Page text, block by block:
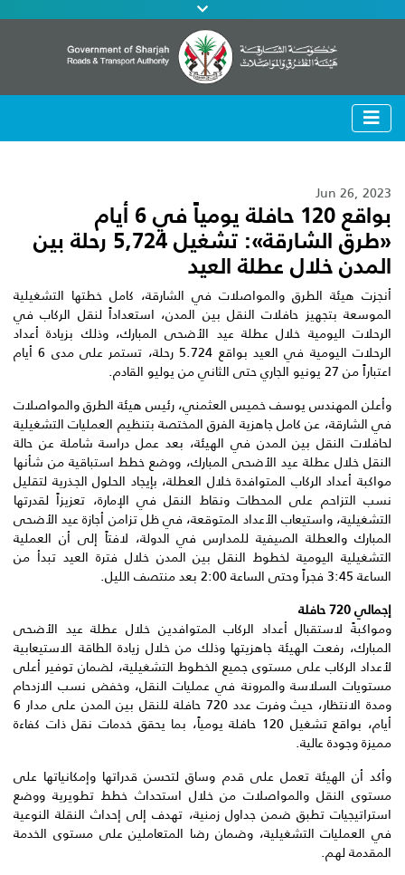
Jun 26, 2023
بواقع 120 حافلة يومياً في 6 أيام
«طرق الشارقة»: تشغيل 5,724 رحلة بين
المدن خلال عطلة العيد
أنجزت هيئة الطرق والمواصلات في الشارقة، كامل خطتها التشغيلية
الموسعة بتجهيز حافلات النقل بين المدن، استعداداً لنقل الركاب في
الرحلات اليومية خلال عطلة عيد الأضحى المبارك، وذلك بزيادة أعداد
الرحلات اليومية في العيد بواقع 5.724 رحلة، تستمر على مدى 6 أيام
اعتباراً من 27 يونيو الجاري حتى الثاني من يوليو القادم.
وأعلن المهندس يوسف خميس العثمني، رئيس هيئة الطرق والمواصلات
في الشارقة، عن كامل جاهزية الفرق المختصة بتنظيم العمليات التشغيلية
لحافلات النقل بين المدن في الهيئة، بعد عمل دراسة شاملة عن حالة
النقل خلال عطلة عيد الأضحى المبارك، ووضع خطط استباقية من شأنها
مواكبة أعداد الركاب المتوافدة خلال العطلة، بإيجاد الحلول الجذرية لتقليل
نسب التزاحم على المحطات ونقاط النقل في الإمارة، تعزيزاً لقدرتها
التشغيلية، واستيعاب الأعداد المتوقعة، في ظل تزامن أجازة عيد الأضحى
المبارك والعطلة الصيفية للمدارس في الدولة، لافتاً إلى أن العملية
التشغيلية اليومية لخطوط النقل بين المدن خلال فترة العيد تبدأ من
الساعة 3:45 فجراً وحتى الساعة 2:00 بعد منتصف الليل.
إجمالي 720 حافلة
ومواكبةً لاستقبال أعداد الركاب المتوافدين خلال عطلة عيد الأضحى
المبارك، رفعت الهيئة جاهزيتها وذلك من خلال زيادة الطاقة الاستيعابية
لأعداد الركاب على مستوى جميع الخطوط التشغيلية، لضمان توفير أعلى
مستويات السلاسة والمرونة في عمليات النقل، وخفض نسب الازدحام
ومدة الانتظار، حيث وفرت عدد 720 حافلة للنقل بين المدن على مدار 6
أيام، بواقع تشغيل 120 حافلة يومياً، بما يحقق خدمات نقل ذات كفاءة
مميزة وجودة عالية.
وأكد أن الهيئة تعمل على قدم وساق لتحسن قدراتها وإمكانياتها على
مستوى النقل والمواصلات من خلال استحداث خطط تطويرية ووضع
استراتيجيات تطبق ضمن جداول زمنية، تهدف إلى إحداث النقلة النوعية
في العمليات التشغيلية، وضمان رضا المتعاملين على مستوى الخدمة
المقدمة لهم.